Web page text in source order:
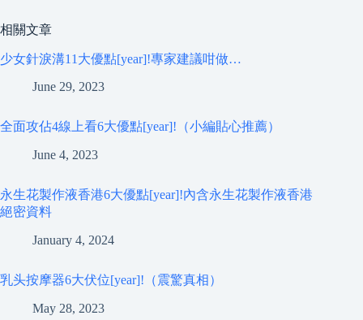
相關文章
少女針淚溝11大優點[year]!專家建議咁做…
June 29, 2023
全面攻佔4線上看6大優點[year]!（小編貼心推薦）
June 4, 2023
永生花製作液香港6大優點[year]!內含永生花製作液香港
絕密資料
January 4, 2024
乳头按摩器6大伏位[year]!（震驚真相）
May 28, 2023